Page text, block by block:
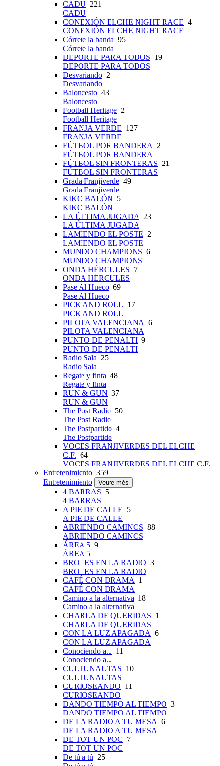
CADU 221
CADU
CONEXIÓN ELCHE NIGHT RACE 4
CONEXIÓN ELCHE NIGHT RACE
Córrete la banda 95
Córrete la banda
DEPORTE PARA TODOS 19
DEPORTE PARA TODOS
Desvariando 2
Desvariando
Baloncesto 43
Baloncesto
Football Heritage 2
Football Heritage
FRANJA VERDE 127
FRANJA VERDE
FÚTBOL POR BANDERA 2
FÚTBOL POR BANDERA
FÚTBOL SIN FRONTERAS 21
FÚTBOL SIN FRONTERAS
Grada Franjiverde 49
Grada Franjiverde
KIKO BALÓN 5
KIKO BALÓN
LA ÚLTIMA JUGADA 23
LA ÚLTIMA JUGADA
LAMIENDO EL POSTE 2
LAMIENDO EL POSTE
MUNDO CHAMPIONS 6
MUNDO CHAMPIONS
ONDA HÉRCULES 7
ONDA HÉRCULES
Pase Al Hueco 69
Pase Al Hueco
PICK AND ROLL 17
PICK AND ROLL
PILOTA VALENCIANA 6
PILOTA VALENCIANA
PUNTO DE PENALTI 9
PUNTO DE PENALTI
Radio Sala 25
Radio Sala
Regate y finta 48
Regate y finta
RUN & GUN 37
RUN & GUN
The Post Radio 50
The Post Radio
The Postpartido 4
The Postpartido
VOCES FRANJIVERDES DEL ELCHE
C.F. 64
VOCES FRANJIVERDES DEL ELCHE C.F.
Entretenimiento 359
Entretenimiento
Veure més
4 BARRAS 5
4 BARRAS
A PIE DE CALLE 5
A PIE DE CALLE
ABRIENDO CAMINOS 88
ABRIENDO CAMINOS
ÁREA 5 9
ÁREA 5
BROTES EN LA RADIO 3
BROTES EN LA RADIO
CAFÉ CON DRAMA 1
CAFÉ CON DRAMA
Camino a la alternativa 18
Camino a la alternativa
CHARLA DE QUERIDAS 1
CHARLA DE QUERIDAS
CON LA LUZ APAGADA 6
CON LA LUZ APAGADA
Conociendo a... 11
Conociendo a...
CULTUNAUTAS 10
CULTUNAUTAS
CURIOSEANDO 11
CURIOSEANDO
DANDO TIEMPO AL TIEMPO 3
DANDO TIEMPO AL TIEMPO
DE LA RADIO A TU MESA 6
DE LA RADIO A TU MESA
DE TOT UN POC 7
DE TOT UN POC
De tú a tú 25